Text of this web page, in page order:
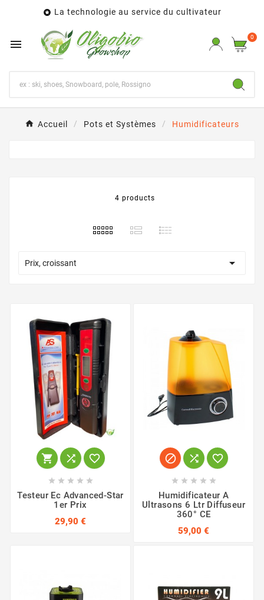
 La technologie au service du cultivateur

0
Accueil Pots et Systèmes Humidificateurs
4 products
Prix, croissant 
  
    
Testeur Ec Advanced-Star
1er Prix
29,90 €
  
    
Humidificateur A
Ultrasons 6 Ltr Diffuseur
360° CE
59,00 €